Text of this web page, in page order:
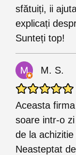
sfătuiți, ii
explicați
Sunteți top!
M. S.
Aceasta
soare intr-o
de la
Neasteptat